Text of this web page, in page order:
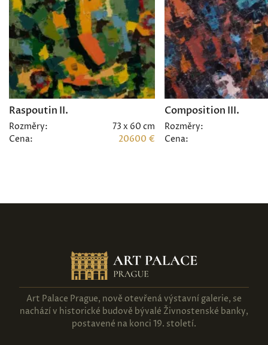
Raspoutin II.
Rozměry:
73 x 60 cm
Cena:
20600 €
Composition III.
Rozměry:
Cena:
Art Palace Prague, nově otevřená výstavní galerie, se
nachází v historické budově bývalé Živnostenské banky,
postavené na konci 19. století.